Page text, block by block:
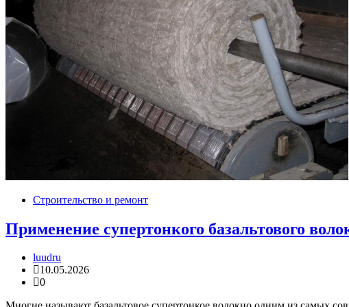
Строительство и ремонт
Применение супертонкого базальтового
luudru
10.05.2026
0